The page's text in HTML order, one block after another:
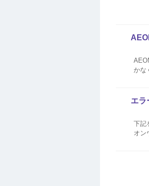
かな
エラ
下記
オン